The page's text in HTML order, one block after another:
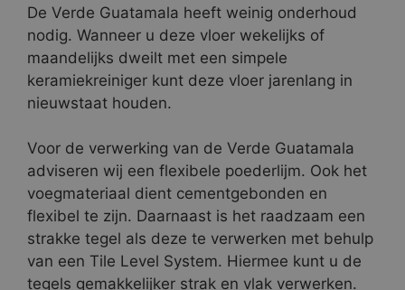
De Verde Guatamala heeft weinig onderhoud
nodig. Wanneer u deze vloer wekelijks of
maandelijks dweilt met een simpele
keramiekreiniger kunt deze vloer jarenlang in
nieuwstaat houden.
Voor de verwerking van de Verde Guatamala
adviseren wij een flexibele poederlijm. Ook het
voegmateriaal dient cementgebonden en
flexibel te zijn. Daarnaast is het raadzaam een
strakke tegel als deze te verwerken met behulp
van een Tile Level System. Hiermee kunt u de
tegels gemakkelijker strak en vlak verwerken.